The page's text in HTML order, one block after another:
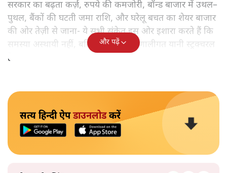
हर बजट से पहले सरकारविकास, रोजगार, गरीब कल्याण और
निवेश की बड़ी घोषणाओं का वादा करती है। लेकिन इस बार बजट
ऐसे समय में आ रहा है, जब भारत की अर्थव्यवस्था के भीतर कई
कई वर्षों में बने आर्थिक असंतुलनों का नतीजा हैं।
सरकार का बढ़ता कर्ज़, रुपये की कमजोरी, बॉन्ड बाजार में उथल–
पुथल, बैंकों की घटती जमा राशि, और घरेलू बचत का शेयर बाजार
की ओर तेज़ी से जाना- ये सभी संकेत इस ओर इशारा करते हैं कि